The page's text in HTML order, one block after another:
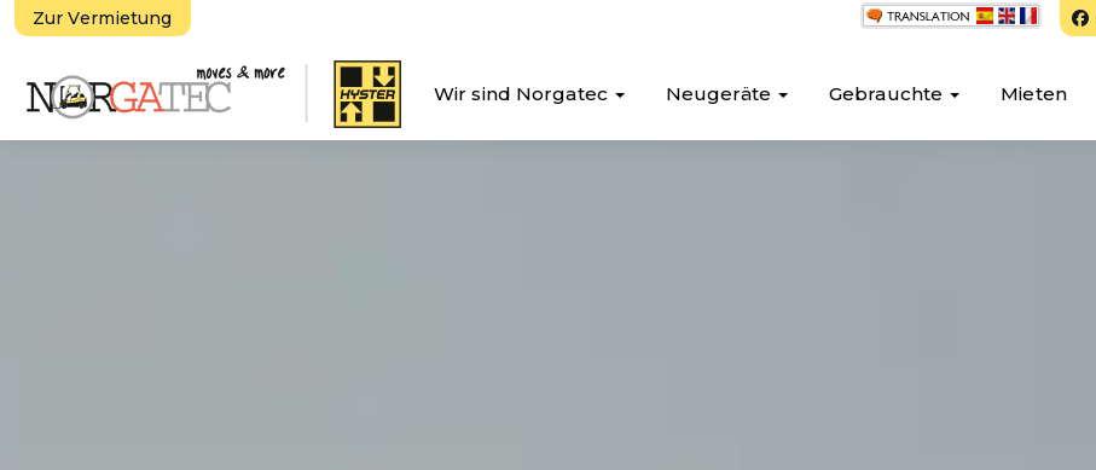
Zur Vermietung
Wir sind Norgatec Neugeräte Gebrauchte Mieten